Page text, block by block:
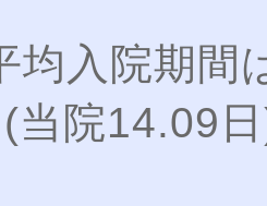
均入院期
院14.09